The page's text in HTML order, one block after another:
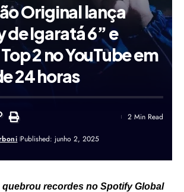
Original lança
de Igaratá 6” e
2 no YouTube em
24 horas
Published: junho 2, 2025
2 Min Read
recordes no Spotify Global